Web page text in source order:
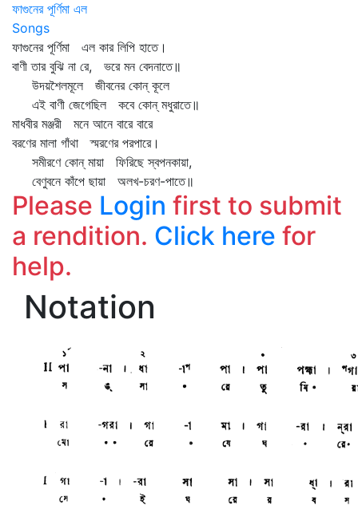
ফাগুনের পূর্ণিমা এল
Songs
ফাগুনের পূর্ণিমা এল কার লিপি হাতে।
বাণী তার বুঝি না রে, ভরে মন বেদনাতে॥
উদয়শৈলমূলে জীবনের কোন্‌ কূলে
এই বাণী জেগেছিল কবে কোন্‌ মধুরাতে॥
মাধবীর মঞ্জরী মনে আনে বারে বারে
বরণের মালা গাঁথা স্মরণের পরপারে।
সমীরণে কোন্‌ মায়া ফিরিছে স্বপনকায়া,
বেণুবনে কাঁপে ছায়া অলখ-চরণ-পাতে॥
Please Login first to submit
a rendition. Click here for
help.
Notation